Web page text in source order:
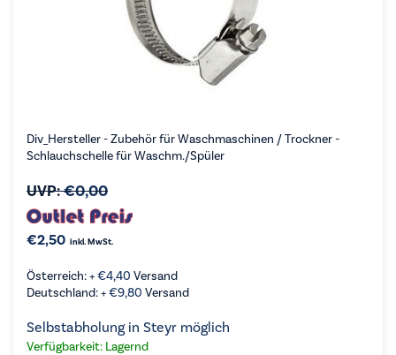
Div_Hersteller - Zubehör für Waschmaschinen / Trockner -
Schlauchschelle für Waschm./Spüler
UVP:€0,00
€2,50 inkl. MwSt.
Österreich: +€4,40 Versand
Deutschland: +€9,80 Versand
Selbstabholung in Steyr möglich
Verfügbarkeit: Lagernd